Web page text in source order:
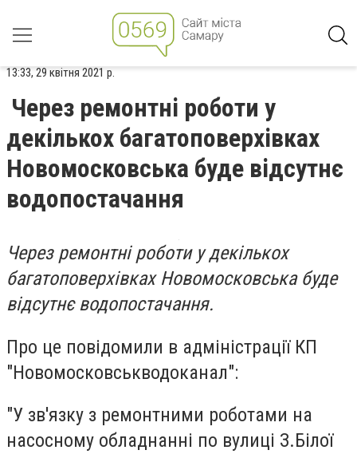
13:33, 29 квітня 2021 р.
Через ремонтні роботи у
декількох багатоповерхівках
Новомосковська буде відсутнє
водопостачання
Через ремонтні роботи у декількох
багатоповерхівках Новомосковська буде
відсутнє водопостачання.
Про це повідомили в адміністрації КП
"Новомосковськводоканал":
"У зв'язку з ремонтними роботами на
насосному обладнанні по вулиці З.Білої